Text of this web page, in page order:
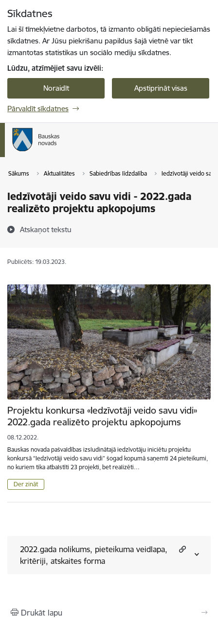
Sīkdatnes
Lai šī tīmekļvietne darbotos, tā izmanto obligāti nepieciešamās
sīkdatnes. Ar Jūsu piekrišanu papildus šajā vietnē var tikt
izmantotas statistikas un sociālo mediju sīkdatnes.
Lūdzu, atzīmējiet savu izvēli:
Noraidīt Apstiprināt visas
Pārvaldīt sīkdatnes
Sākums Aktualitātes Sabiedrības līdzdalība Iedzīvotāji veido
Iedzīvotāji veido savu vidi - 2022.gada
realizēto projektu apkopojums
Atskaņot tekstu
Publicēts: 19.03.2023.
Projektu konkursa «Iedzīvotāji veido savu vidi»
2022.gada realizēto projektu apkopojums
08.12.2022.
Bauskas novada pašvaldības izsludinātajā iedzīvotāju iniciētu projektu
konkursā “Iedzīvotāji veido savu vidi” šogad kopumā saņemti 24 pieteikumi,
no kuriem tika atbalstīti 23 projekti, bet realizēti…
Der zināt
2022.gada nolikums, pieteikuma veidlapa,
kritēriji, atskaites forma
Drukāt lapu